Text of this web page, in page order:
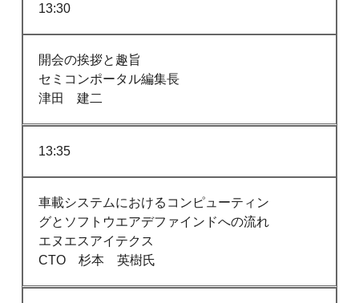
13:30
開会の挨拶と趣旨
セミコンポータル編集長
津田 建二
13:35
車載システムにおけるコンピューティン
グとソフトウエアデファインドへの流れ
エヌエスアイテクス
CTO 杉本 英樹氏